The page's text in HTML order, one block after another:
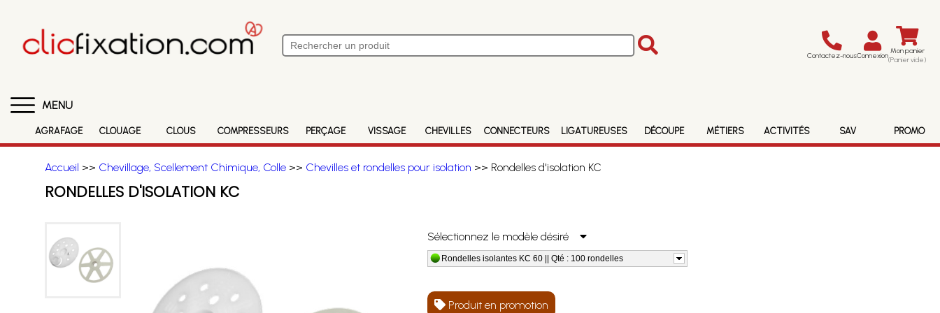
Contactez-nousConnexion Mon panier
(Panier vide)
MENU
AGRAFAGE CLOUAGE CLOUS COMPRESSEURS PERÇAGE VISSAGE CHEVILLES CONNECTEURS LIGATUREUSES DÉCOUPE MÉTIERS ACTIVITÉS SAV PROMO
Accueil >> Chevillage, Scellement Chimique, Colle>> Chevilles et rondelles pour isolation >> Rondelles d'isolation KC
RONDELLES D'ISOLATION KC
Sélectionnez le modèle désiré
Rondelles isolantes KC 60 || Qté : 100 rondelles
Produit en promotion